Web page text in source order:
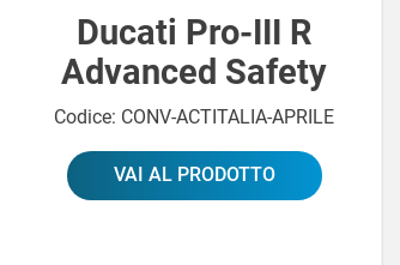
Ducati Pro-III R
Advanced Safety
Codice: CONV-ACTITALIA-APRILE
VAI AL PRODOTTO